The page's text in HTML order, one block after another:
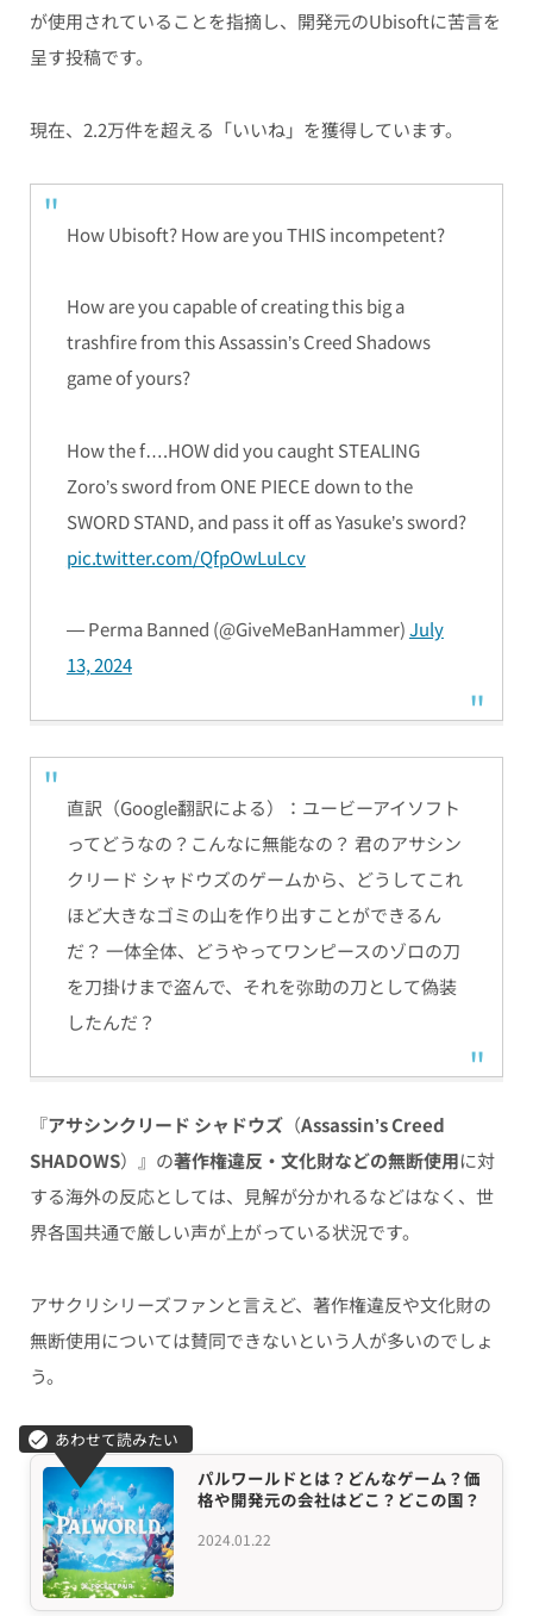
が使用されていることを指摘し、開発元のUbisoftに苦言を
呈す投稿です。
現在、2.2万件を超える「いいね」を獲得しています。
How Ubisoft? How are you THIS incompetent?
How are you capable of creating this big a
trashfire from this Assassin’s Creed Shadows
game of yours?
How the f….HOW did you caught STEALING
Zoro’s sword from ONE PIECE down to the
SWORD STAND, and pass it off as Yasuke’s sword?
pic.twitter.com/QfpOwLuLcv
— Perma Banned (@GiveMeBanHammer)July
13, 2024
直訳（Google翻訳による）： ユービーアイソフト
ってどうなの？こんなに無能なの？ 君のアサシン
クリード シャドウズのゲームから、どうしてこれ
ほど大きなゴミの山を作り出すことができるん
だ？ 一体全体、どうやってワンピースのゾロの刀
を刀掛けまで盗んで、それを弥助の刀として偽装
したんだ？
『アサシンクリード シャドウズ（Assassin’s Creed
SHADOWS）』の著作権違反・文化財などの無断使用に対
する海外の反応としては、見解が分かれるなどはなく、世
界各国共通で厳しい声が上がっている状況です。
アサクリシリーズファンと言えど、著作権違反や文化財の
無断使用については賛同できないという人が多いのでしょ
う。
2024.01.22
パルワールドとは？どんなゲーム？価
格や開発元の会社はどこ？どこの国？